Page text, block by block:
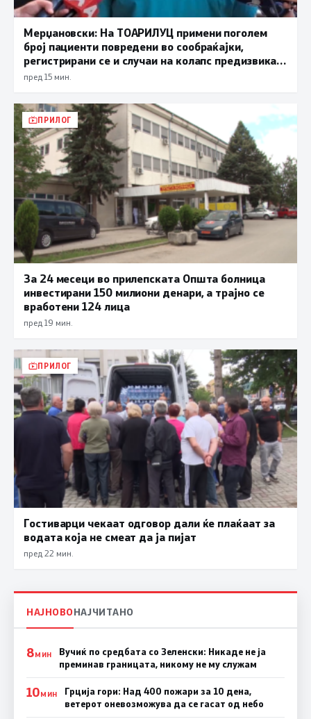
Мерџановски: На ТОАРИЛУЦ примени поголем
број пациенти повредени во сообраќајки,
регистрирани се и случаи на колапс предизвикан
од високите температури
пред 15 мин.
ПРИЛОГ
За 24 месеци во прилепската Општа болница
инвестирани 150 милиони денари, а трајно се
вработени 124 лица
пред 19 мин.
ПРИЛОГ
Гостиварци чекаат одговор дали ќе плаќаат за
водата која не смеат да ја пијат
пред 22 мин.
НАЈНОВОНАЈЧИТАНО
8МИН
Вучиќ по средбата со Зеленски: Никаде не ја
преминав границата, никому не му служам
10МИН
Грција гори: Над 400 пожари за 10 дена,
ветерот оневозможува да се гасат од небо